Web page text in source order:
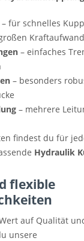
– für schnelles
Kraftaufwand
– einfaches
– besonders
– mehrere
findest du für
Hydraulik
flexible
auf Qualität
unsere